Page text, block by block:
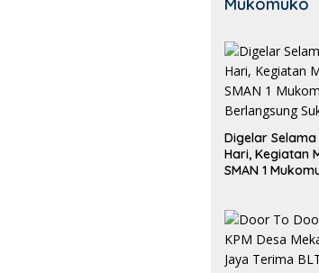
Digelar Selama
Hari, Kegiatan
SMAN 1